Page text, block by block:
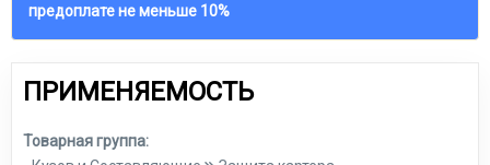
предоплате не меньше 10%
ПРИМЕНЯЕМОСТЬ
Товарная группа: